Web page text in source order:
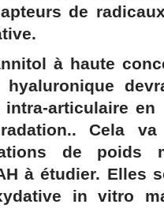
de
à haute
hyaluronique
intra-articulaire
Cela
de poids
à étudier. Elles
in vitro